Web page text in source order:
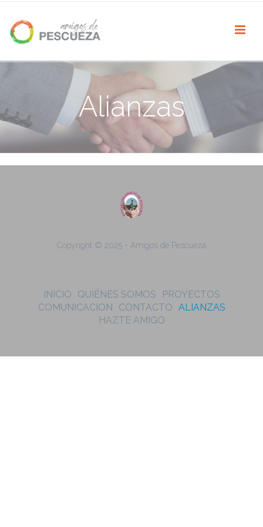
Alianzas
Copyright © 2025 - Amigos de Pescueza
INICIO QUIÉNES SOMOS
PROYECTOS
COMUNICACION
CONTACTO ALIANZAS
HAZTE AMIGO